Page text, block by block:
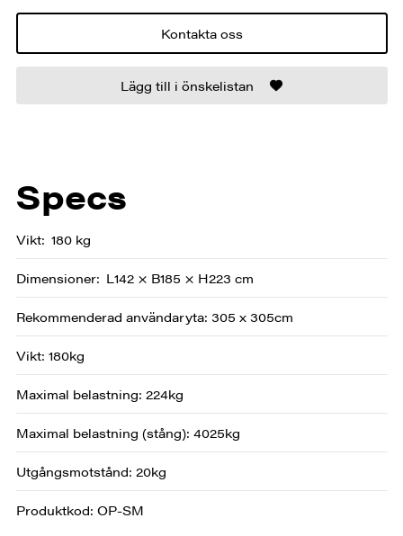
Kontakta oss
Lägg till i önskelistan
Specs
Vikt 180 kg
Dimensioner L142 × B185 × H223 cm
Rekommenderad användaryta: 305 x 305cm
Vikt: 180kg
Maximal belastning: 224kg
Maximal belastning (stång): 4025kg
Utgångsmotstånd: 20kg
Produktkod: OP-SM